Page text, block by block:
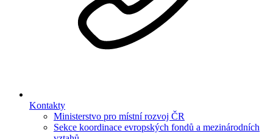
Kontakty
Ministerstvo pro místní rozvoj ČR
Sekce koordinace evropských fondů a mezinárodních